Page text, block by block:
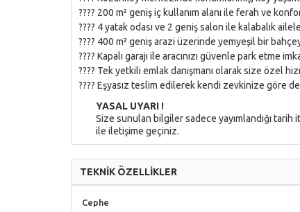
???? 200 m² geniş iç kullanım alanı ile ferah ve
???? 4 yatak odası ve 2 geniş salon ile kalabalık
???? 400 m² geniş arazi üzerinde yemyeşil bir
???? Kapalı garajı ile aracınızı güvenle park etme
???? Tek yetkili emlak danışmanı olarak size özel
???? Eşyasız teslim edilerek kendi zevkinize göre
YASAL UYARI !
Size sunulan bilgiler sadece yayımlandığı tarih
ile iletişime geçiniz.
TEKNİK ÖZELLİKLER
Cephe